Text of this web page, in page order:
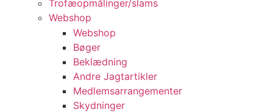
Trofæopmålinger/slams
Webshop
Webshop
Bøger
Beklædning
Andre Jagtartikler
Medlemsarrangementer
Skydninger